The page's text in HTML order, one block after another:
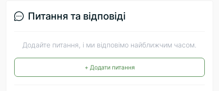
Питання та відповіді
Додайте питання, і ми відповімо найближчим часом.
+ Додати питання